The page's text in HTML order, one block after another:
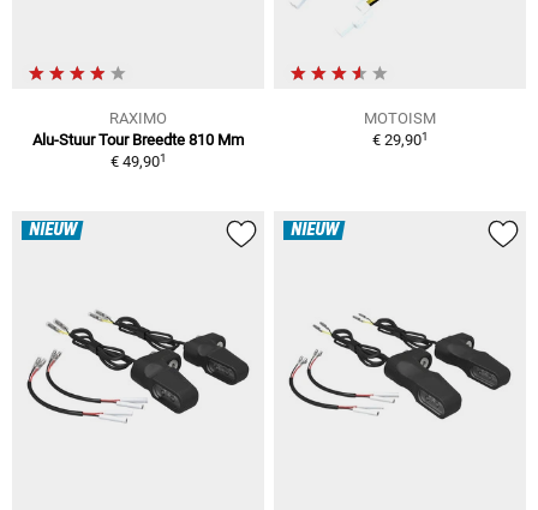
RAXIMO
Alu-Stuur Tour Breedte 810 Mm
€ 49,901
MOTOISM
€ 29,901
NIEUW NIEUW